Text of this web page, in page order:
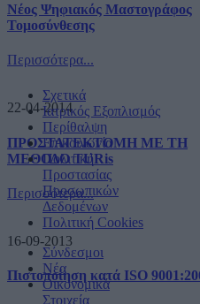
Νέος Ψηφιακός Μαστογράφος
Τομοσύνθεσης
Περισσότερα...
22-04-2014
ΠΡΟΣΤΑΤΕΚΤΟΜΗ ΜΕ ΤΗ
ΜΕΘΟΔΟ TURis
Περισσότερα...
16-09-2013
Πιστοποίηση κατά ISO
Σχετικά
Ιατρικός Εξοπλισμός
Περίθαλψη
Επικοινωνία
Πολιτική
Προστασίας
Προσωπικών
Δεδομένων
Πολιτική Cookies
Σύνδεσμοι
Νέα
Οικονομικά
Στοιχεία